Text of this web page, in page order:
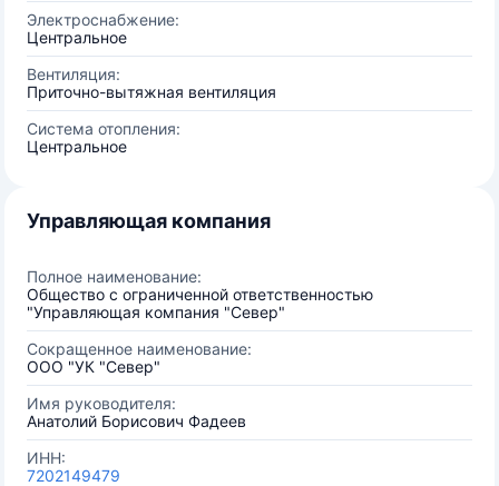
Электроснабжение:
Центральное
Вентиляция:
Приточно-вытяжная вентиляция
Система отопления:
Центральное
Управляющая компания
Полное наименование:
Общество с ограниченной ответственностью
"Управляющая компания "Север"
Сокращенное наименование:
ООО "УК "Север"
Имя руководителя:
Анатолий Борисович Фадеев
ИНН:
7202149479